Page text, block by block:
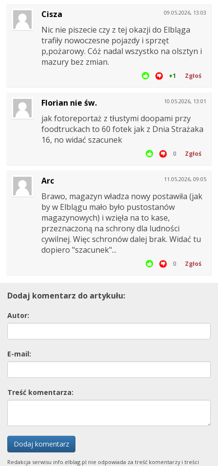
09.05.2026, 13:03
Cisza
Nic nie piszecie czy z tej okazji do Elbląga
trafiły nowoczesne pojazdy i sprzęt
p,pożarowy. Cóż nadal wszystko na olsztyn i
mazury bez zmian.
+1 Zgłoś
10.05.2026, 13:01
Florian nie św.
jak fotoreportaż z tłustymi doopami przy
foodtruckach to 60 fotek jak z Dnia Strażaka
16, no widać szacunek
0 Zgłoś
11.05.2026, 09:05
Arc
Brawo, magazyn władza nowy postawiła (jak
by w Elblągu mało było pustostanów
magazynowych) i wzięła na to kase,
przeznaczoną na schrony dla ludności
cywilnej. Więc schronów dalej brak. Widać tu
dopiero "szacunek"...
0 Zgłoś
Dodaj komentarz do artykułu:
Autor:
E-mail:
Treść komentarza:
Dodaj komentarz
Redakcja serwisu info.elblag.pl nie odpowiada za treść komentarzy i treści